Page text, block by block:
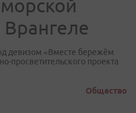
Врангеле
девизом «Вместе бережём
просветительского проекта
Общество